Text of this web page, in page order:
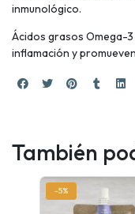
inmunológico.
Ácidos grasos Omega-
inflamación y
También
-5%